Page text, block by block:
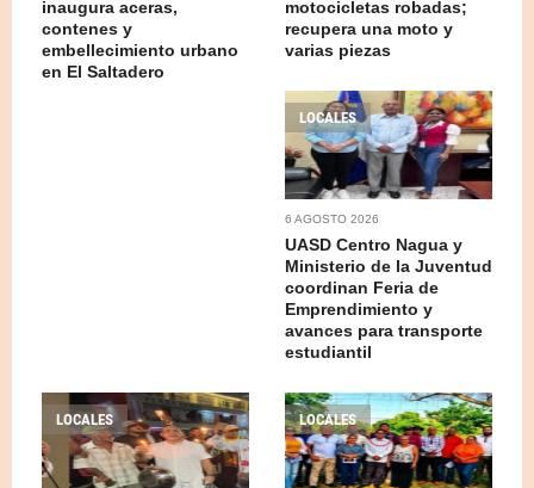
inaugura aceras,
contenes y
embellecimiento urbano
en El Saltadero
motocicletas robadas;
recupera una moto y
varias piezas
LOCALES
6 AGOSTO 2026
UASD Centro Nagua y
Ministerio de la Juventud
coordinan Feria de
Emprendimiento y
avances para transporte
estudiantil
LOCALES LOCALES